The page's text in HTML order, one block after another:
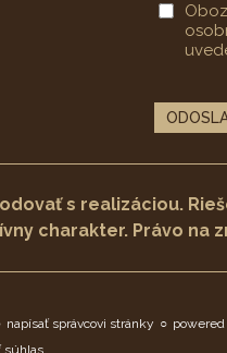
s realizáciou.
charakter. Právo na
napísať správcovi stránky ○
súhlas